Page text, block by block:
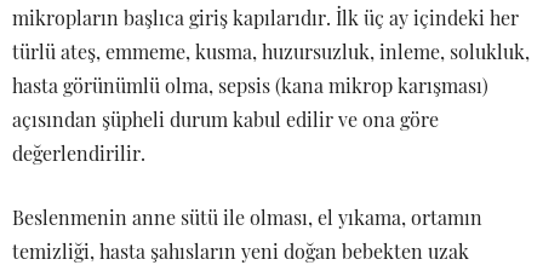
mikropların başlıca giriş kapılarıdır. İlk üç ay içindeki her
türlü ateş, emmeme, kusma, huzursuzluk, inleme, solukluk,
hasta görünümlü olma, sepsis (kana mikrop karışması)
açısından şüpheli durum kabul edilir ve ona göre
değerlendirilir.
Beslenmenin anne sütü ile olması, el yıkama, ortamın
temizliği, hasta şahısların yeni doğan bebekten uzak